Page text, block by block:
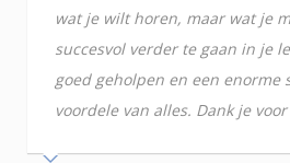
wat je wilt horen, maar wat je
succesvol verder te gaan in je
goed geholpen en een enorme
voordele van alles. Dank je